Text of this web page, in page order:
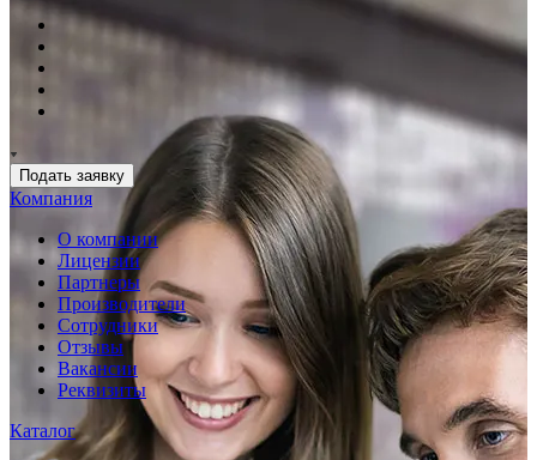
Подать заявку
Компания
О компании
Лицензии
Партнеры
Производители
Сотрудники
Отзывы
Вакансии
Реквизиты
Каталог